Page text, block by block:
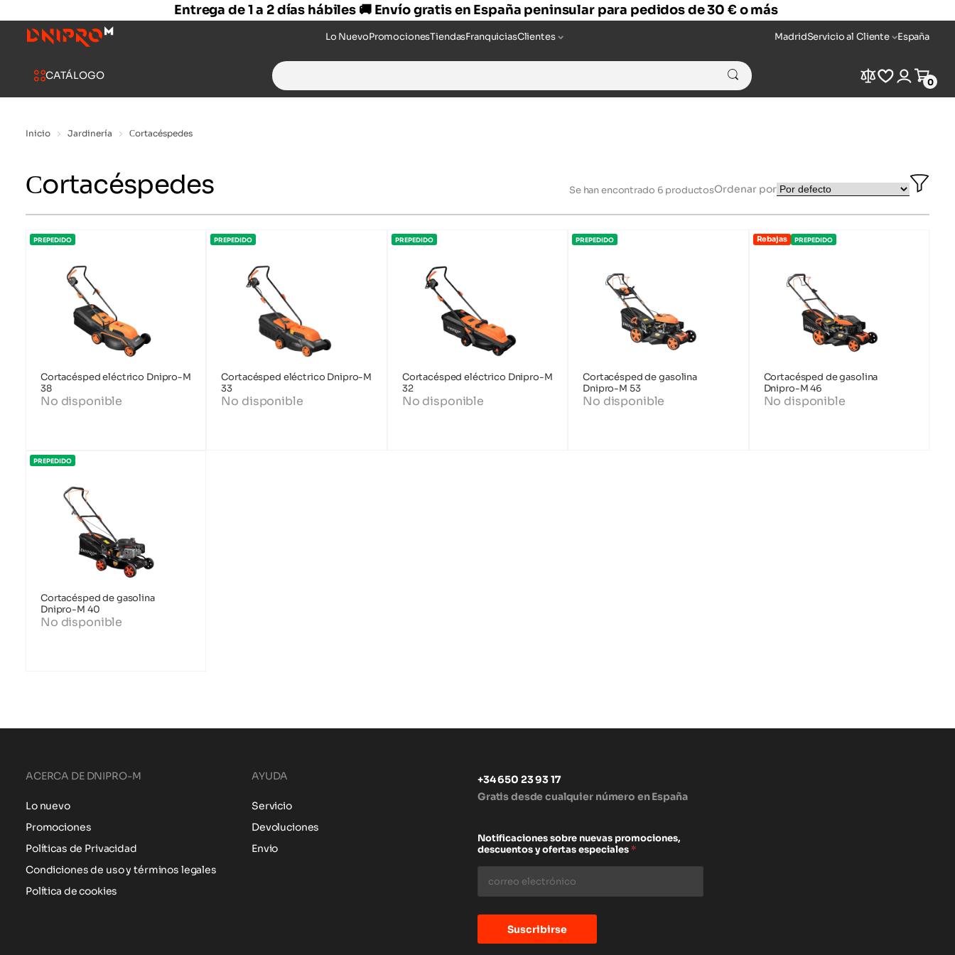
Entrega de 1 a 2 días hábiles 🚚 Envío gratis en España peninsular para pedidos de 30 € o más
Lo NuevoPromocionesTiendasFranquiciasClientes MadridServicio al Cliente España
CATÁLOGO
Search
for:
Compare
Wishlist
Login
Cart
0
Inicio Jardinería Сortacéspedes
Сortacéspedes Se han encontrado 6 productosOrdenar por
PREPEDIDO
Cortacésped eléctrico Dnipro-M
38
No disponible
PREPEDIDO
Cortacésped eléctrico Dnipro-M
33
No disponible
PREPEDIDO
Cortacésped eléctrico Dnipro-M
32
No disponible
PREPEDIDO
Cortacésped de gasolina
Dnipro-M 53
No disponible
Rebajas PREPEDIDO
Cortacésped de gasolina
Dnipro-M 46
No disponible
PREPEDIDO
Cortacésped de gasolina
Dnipro-M 40
No disponible
ACERCA DE DNIPRO-M
Lo nuevo
Promociones
Políticas de Privacidad
Condiciones de uso y términos legales
Política de cookies
AYUDA
Servicio
Devoluciones
Envio
+34 650 23 93 17
Gratis desde cualquier número en España
Notificaciones sobre nuevas promociones,
descuentos y ofertas especiales*
Suscribirse